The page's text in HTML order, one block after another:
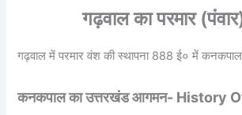
गढ़वाल का परमार
गढ़वाल में परमार वंश की स्थापना 888 ई० में
कनकपाल का उत्तरखंड आगमन- History